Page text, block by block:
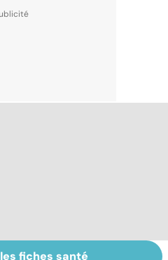
fiches santé